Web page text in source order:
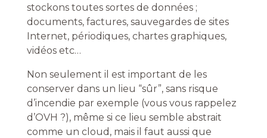
stockons toutes sortes de données ;
documents, factures, sauvegardes de sites
Internet, périodiques, chartes graphiques,
vidéos etc…
Non seulement il est important de les
conserver dans un lieu “sûr”, sans risque
d’incendie par exemple (vous vous rappelez
d’OVH ?), même si ce lieu semble abstrait
comme un cloud, mais il faut aussi que